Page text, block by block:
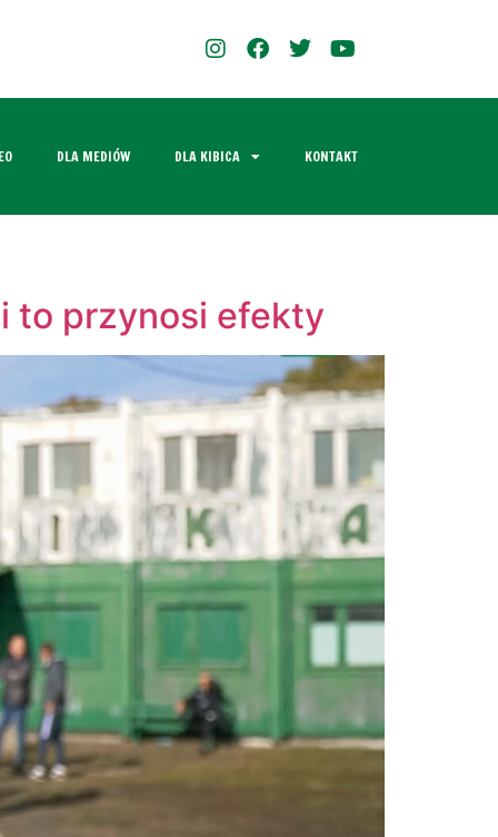
DLA MEDIÓW DLA KIBICA KONTAKT
to przynosi efekty